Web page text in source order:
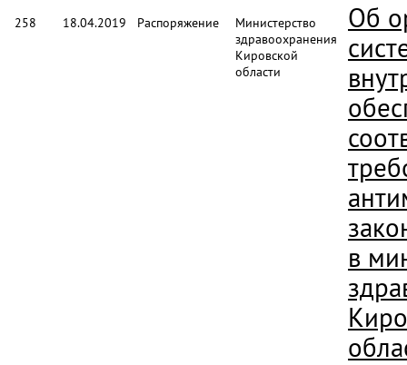
258 18.04.2019 Распоряжение
Министерство
здравоохранения
Кировской
области
Об
в